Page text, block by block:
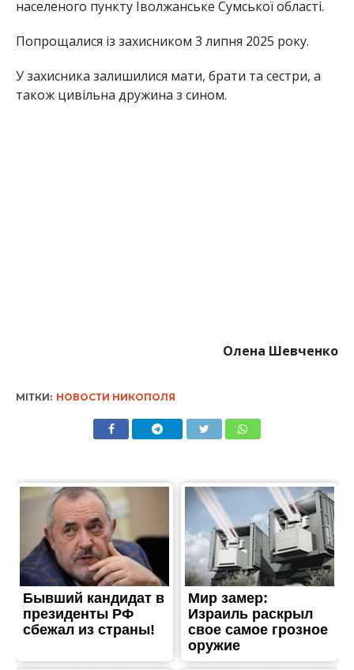
населеного пункту Іволжанське Сумської області.
Попрощалися із захисником 3 липня 2025 року.
У захисника залишилися мати, брати та сестри, а
також цивільна дружина з сином.